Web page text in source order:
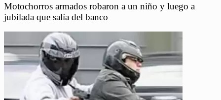
Motochorros armados robaron a un niño y luego a
jubilada que salía del banco